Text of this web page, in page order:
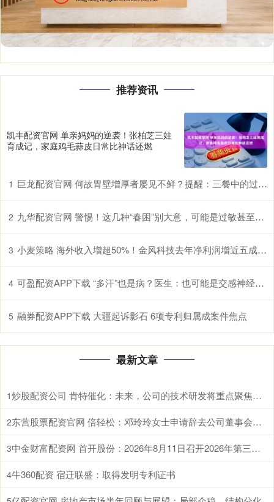
推荐资讯
凯丰配资官网 单亲妈妈的逆袭！张柏芝三娃
育成记，家庭鸡毛蒜皮日常比神话还燃
1 巨龙配资官网 何故胃壁增厚者屡见不鲜？提醒：三餐中的过快进食习惯许是诱因
2 九华配资官网 警惕！这几种“春困”别大意，可能是过敏甚至中风前兆
3 小麦策略 海外收入增超50%！金风科技去年净利润增近五成至27亿元
4 可盈配资APP下载 “多汗”也是病？医生：也可能是交感神经过度兴奋所致
5 融券配资APP下载 大疆起诉影石 6项专利归属成案件焦点
最新文章
1 炒股配资公司 肯特催化：未来，公司的技术研发将重点聚焦于现有生产工艺的优化迭代、全新产品开发以及前沿技术市场转化落地
2 东营股票配资官网 倍轻松：邓玲玲女士申请辞去公司董事会秘书职务
3 中金财富配资网 首开股份：2026年8月11日召开2026年第三次临时股东会
4牛360配资 宿迁联盛：取得发明专利证书